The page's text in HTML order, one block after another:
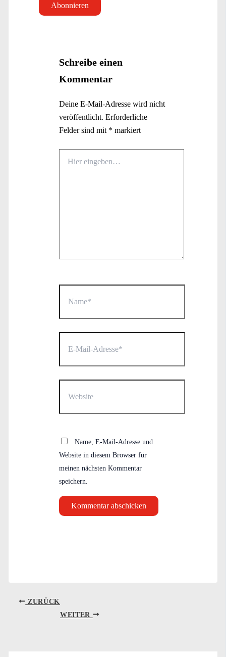
Schreibe einen
Kommentar
Deine E-Mail-Adresse wird nicht
veröffentlicht. Erforderliche
Felder sind mit * markiert
eingeben…
Mail-
Name, E-Mail-Adresse und
Website in diesem Browser für
meinen nächsten Kommentar
speichern.
ZURÜCK
WEITER